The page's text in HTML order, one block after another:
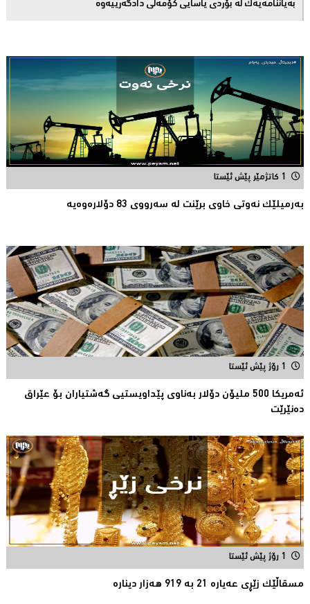
بەیاننامەیەک لە بۆردی یاسایی کۆمەڵی دادگەرییەوە
1 کاتژمێر پێش ئێستا
بەرمیلێک نەوتى خاوى برێنت لە سەرووى 83 دۆلارەوەیە
1 رۆژ پێش ئێستا
ئەمریكا 500 ملیۆن دۆلار بەناوى پێداویستیی گەشتیاران بۆ عێراق
دەنێرێت
1 رۆژ پێش ئێستا
مسقاڵێک زێڕی عەیارە 21 بە 919 هەزار دینارە